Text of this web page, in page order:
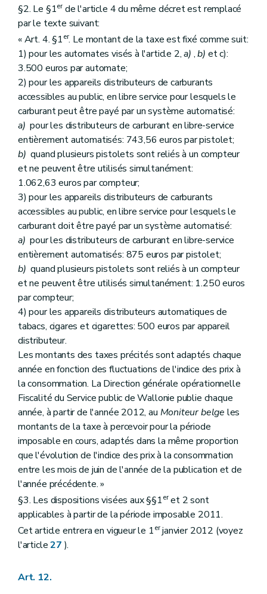
§2. Le §1erde l'article 4 du même décret est remplacé
par le texte suivant:
« Art. 4. §1er. Le montant de la taxe est fixé comme suit:
1) pour les automates visés à l'article 2,a) ,b) et c):
3.500 euros par automate;
2) pour les appareils distributeurs de carburants
accessibles au public, en libre service pour lesquels le
carburant peut être payé par un système automatisé:
a) pour les distributeurs de carburant en libre-service
entièrement automatisés: 743,56 euros par pistolet;
b) quand plusieurs pistolets sont reliés à un compteur
et ne peuvent être utilisés simultanément:
1.062,63 euros par compteur;
3) pour les appareils distributeurs de carburants
accessibles au public, en libre service pour lesquels le
carburant doit être payé par un système automatisé:
a) pour les distributeurs de carburant en libre-service
entièrement automatisés: 875 euros par pistolet;
b) quand plusieurs pistolets sont reliés à un compteur
et ne peuvent être utilisés simultanément: 1.250 euros
par compteur;
4) pour les appareils distributeurs automatiques de
tabacs, cigares et cigarettes: 500 euros par appareil
distributeur.
Les montants des taxes précités sont adaptés chaque
année en fonction des fluctuations de l'indice des prix à
la consommation. La Direction générale opérationnelle
Fiscalité du Service public de Wallonie publie chaque
année, à partir de l'année 2012, au Moniteur belge les
montants de la taxe à percevoir pour la période
imposable en cours, adaptés dans la même proportion
que l'évolution de l'indice des prix à la consommation
entre les mois de juin de l'année de la publication et de
l'année précédente. »
§3. Les dispositions visées aux §§1eret 2 sont
applicables à partir de la période imposable 2011.
Cet article entrera en vigueur le 1erjanvier 2012 (voyez
l'article27 ).
Art. 12.